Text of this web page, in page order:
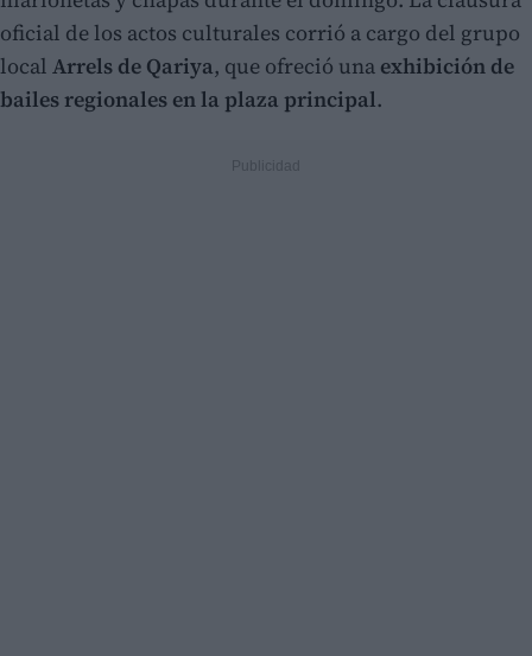
oficial de los actos culturales corrió a cargo del grupo
local Arrels de Qariya, que ofreció una exhibición de
bailes regionales en la plaza principal.